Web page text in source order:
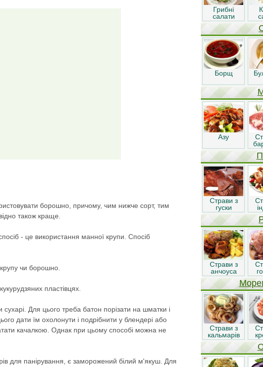
борошно, причому, чим нижче сорт, тим
також краще.
- це використання манної крупи. Спосіб
чи борошно.
пластівцях.
Для цього треба батон порізати на шматки і
дати їм охолонути і подрібнити у блендері або
качалкою. Однак при цьому способі можна не
для панірування, є заморожений білий м'якуш. Для
Грибні
салати
Борщ
Азу
Страви з
гуски
Страви з
анчоуса
Страви з
кальмарів